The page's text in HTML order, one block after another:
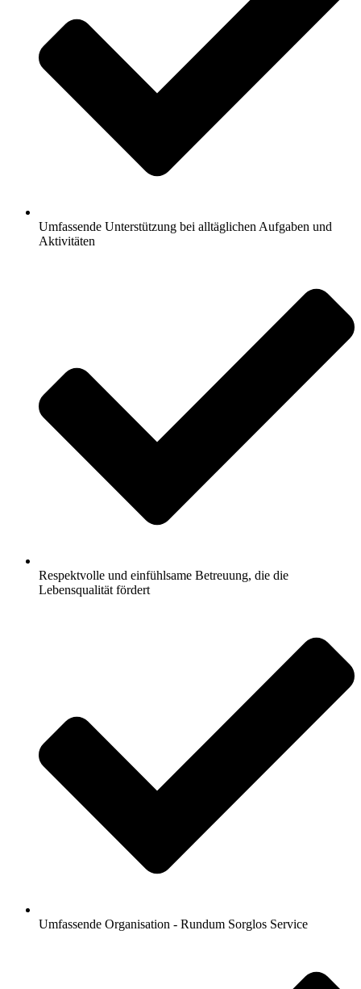
Umfassende Unterstützung bei alltäglichen Aufgaben und
Aktivitäten
Respektvolle und einfühlsame Betreuung, die die
Lebensqualität fördert
Umfassende Organisation - Rundum Sorglos Service